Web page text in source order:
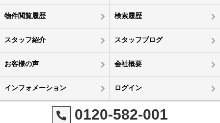
物件閲覧履歴 検索履歴
スタッフ紹介 スタッフブログ
お客様の声 会社概要
インフォメーション ログイン
0120-582-001